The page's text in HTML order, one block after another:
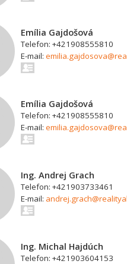
Emília Gajdošová
Telefon: +421908555810
E-mail:
Emília Gajdošová
Telefon: +421908555810
E-mail:
Ing. Andrej Grach
Telefon: +421903733461
E-mail:
Ing. Michal Hajdúch
Telefon: +421903604153